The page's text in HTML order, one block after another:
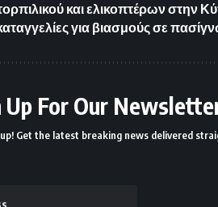
και ελικοπτέρων στην
για βιασμούς σε
Up For Our
Get the latest breaking news delivered